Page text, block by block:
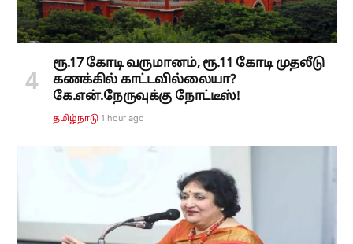
ரூ.17 கோடி வருமானம், ரூ.11 கோடி முதலீடு
கணக்கில் காட்டவில்லையா?
கே.என்.நேருவுக்கு நோட்டீஸ்!
தமிழ்நாடு 1 hour ago